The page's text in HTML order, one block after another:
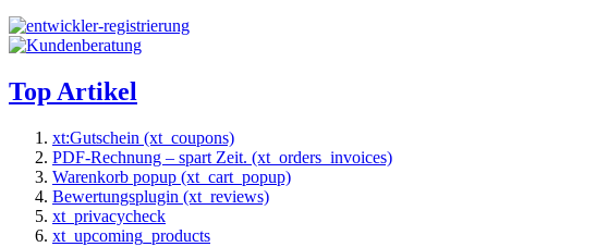
Top Artikel
xt:Gutschein (xt_coupons)
PDF-Rechnung – spart Zeit. (xt_orders_invoices)
Warenkorb popup (xt_cart_popup)
Bewertungsplugin (xt_reviews)
xt_privacycheck
xt_upcoming_products